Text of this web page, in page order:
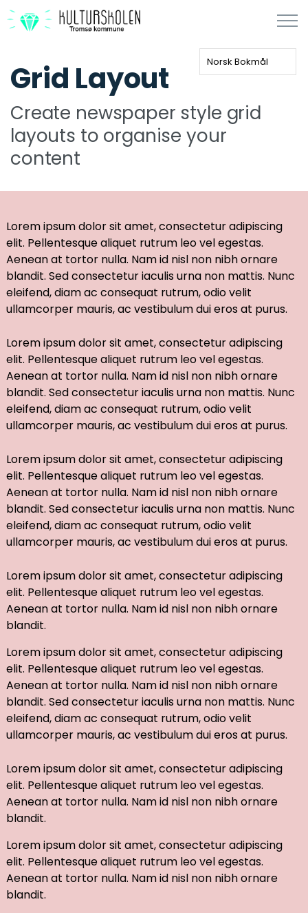
Grid Layout
Create newspaper style grid
layouts to organise your
content
Lorem ipsum dolor sit amet, consectetur adipiscing
elit. Pellentesque aliquet rutrum leo vel egestas.
Aenean at tortor nulla. Nam id nisl non nibh ornare
blandit. Sed consectetur iaculis urna non mattis. Nunc
eleifend, diam ac consequat rutrum, odio velit
ullamcorper mauris, ac vestibulum dui eros at purus.
Lorem ipsum dolor sit amet, consectetur adipiscing
elit. Pellentesque aliquet rutrum leo vel egestas.
Aenean at tortor nulla. Nam id nisl non nibh ornare
blandit. Sed consectetur iaculis urna non mattis. Nunc
eleifend, diam ac consequat rutrum, odio velit
ullamcorper mauris, ac vestibulum dui eros at purus.
Lorem ipsum dolor sit amet, consectetur adipiscing
elit. Pellentesque aliquet rutrum leo vel egestas.
Aenean at tortor nulla. Nam id nisl non nibh ornare
blandit. Sed consectetur iaculis urna non mattis. Nunc
eleifend, diam ac consequat rutrum, odio velit
ullamcorper mauris, ac vestibulum dui eros at purus.
Lorem ipsum dolor sit amet, consectetur adipiscing
elit. Pellentesque aliquet rutrum leo vel egestas.
Aenean at tortor nulla. Nam id nisl non nibh ornare
blandit.
Lorem ipsum dolor sit amet, consectetur adipiscing
elit. Pellentesque aliquet rutrum leo vel egestas.
Aenean at tortor nulla. Nam id nisl non nibh ornare
blandit. Sed consectetur iaculis urna non mattis. Nunc
eleifend, diam ac consequat rutrum, odio velit
ullamcorper mauris, ac vestibulum dui eros at purus.
Lorem ipsum dolor sit amet, consectetur adipiscing
elit. Pellentesque aliquet rutrum leo vel egestas.
Aenean at tortor nulla. Nam id nisl non nibh ornare
blandit.
Lorem ipsum dolor sit amet, consectetur adipiscing
elit. Pellentesque aliquet rutrum leo vel egestas.
Aenean at tortor nulla. Nam id nisl non nibh ornare
blandit.
Norsk Bokmål